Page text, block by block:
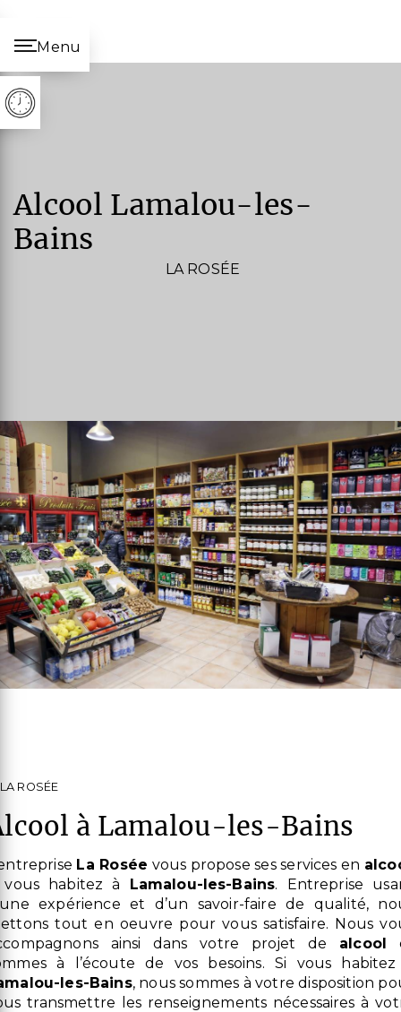
Menu
alcool Lamalou-les-
Bains
LA ROSÉE
LA ROSÉE
alcool à Lamalou-les-Bains
La Rosée vous propose ses services en
vous habitez à Lamalou-les-Bains. Entreprise
expérience et d’un savoir-faire de qualité,
tout en oeuvre pour vous satisfaire. Nous
ainsi dans votre projet de alcool
à l’écoute de vos besoins. Si vous
les-Bains, nous sommes à votre disposition
transmettre les renseignements nécessaires à